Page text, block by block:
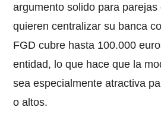
argumento solido para parejas
quieren centralizar su banca
FGD cubre hasta 100.000
entidad, lo que hace que la
sea especialmente atractiva
o altos.